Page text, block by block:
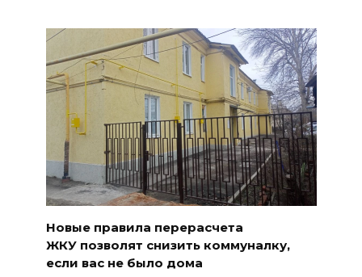
Новые правила перерасчета
ЖКУ позволят снизить коммуналку,
если вас не было дома